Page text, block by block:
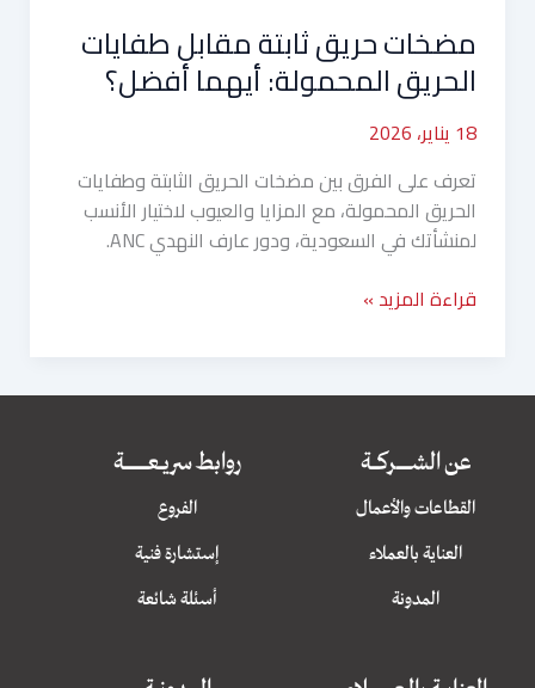
مضخات حريق ثابتة مقابل طفايات
الحريق المحمولة: أيهما أفضل؟
18 يناير، 2026
تعرف على الفرق بين مضخات الحريق الثابتة وطفايات
الحريق المحمولة، مع المزايا والعيوب لاختيار الأنسب
لمنشأتك في السعودية، ودور عارف النهدي ANC.
قراءة المزيد »
عن الشــــــــــــركــــــة
القطاعات والأعمال
العناية بالعملاء
المدونة
روابط سريــــعــــــــــــــــــــة
الفروع
إستشارة فنية
أسئلة شائعة